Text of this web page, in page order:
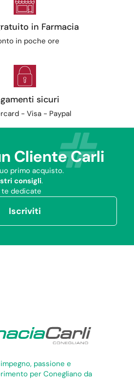
in Farmacia
in poche ore
sicuri
- Visa - Paypal
Cliente Carli
primo acquisto.
consigli.
te dedicate
Iscriviti
passione e
per Conegliano da